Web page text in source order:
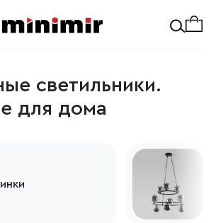
светильники.
для дома
из Европы